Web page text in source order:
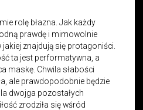
rolę błazna. Jak każdy
prawdę i mimowolnie
znajdują się protagoniści.
ta jest performatywna, a
maskę. Chwila słabości
ale prawdopodobnie będzie
dwojga pozostałych
zrodziła się wśród